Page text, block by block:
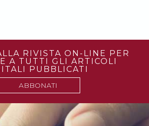
RIVISTA ON-LINE PER
A TUTTI GLI ARTICOLI
PUBBLICATI
ABBONATI